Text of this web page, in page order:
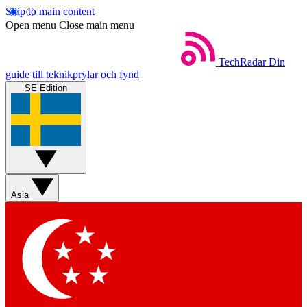
Skip to main content
Open menu Close main menu
TechRadar Din
guide till teknikprylar och fynd
SE Edition
Asia